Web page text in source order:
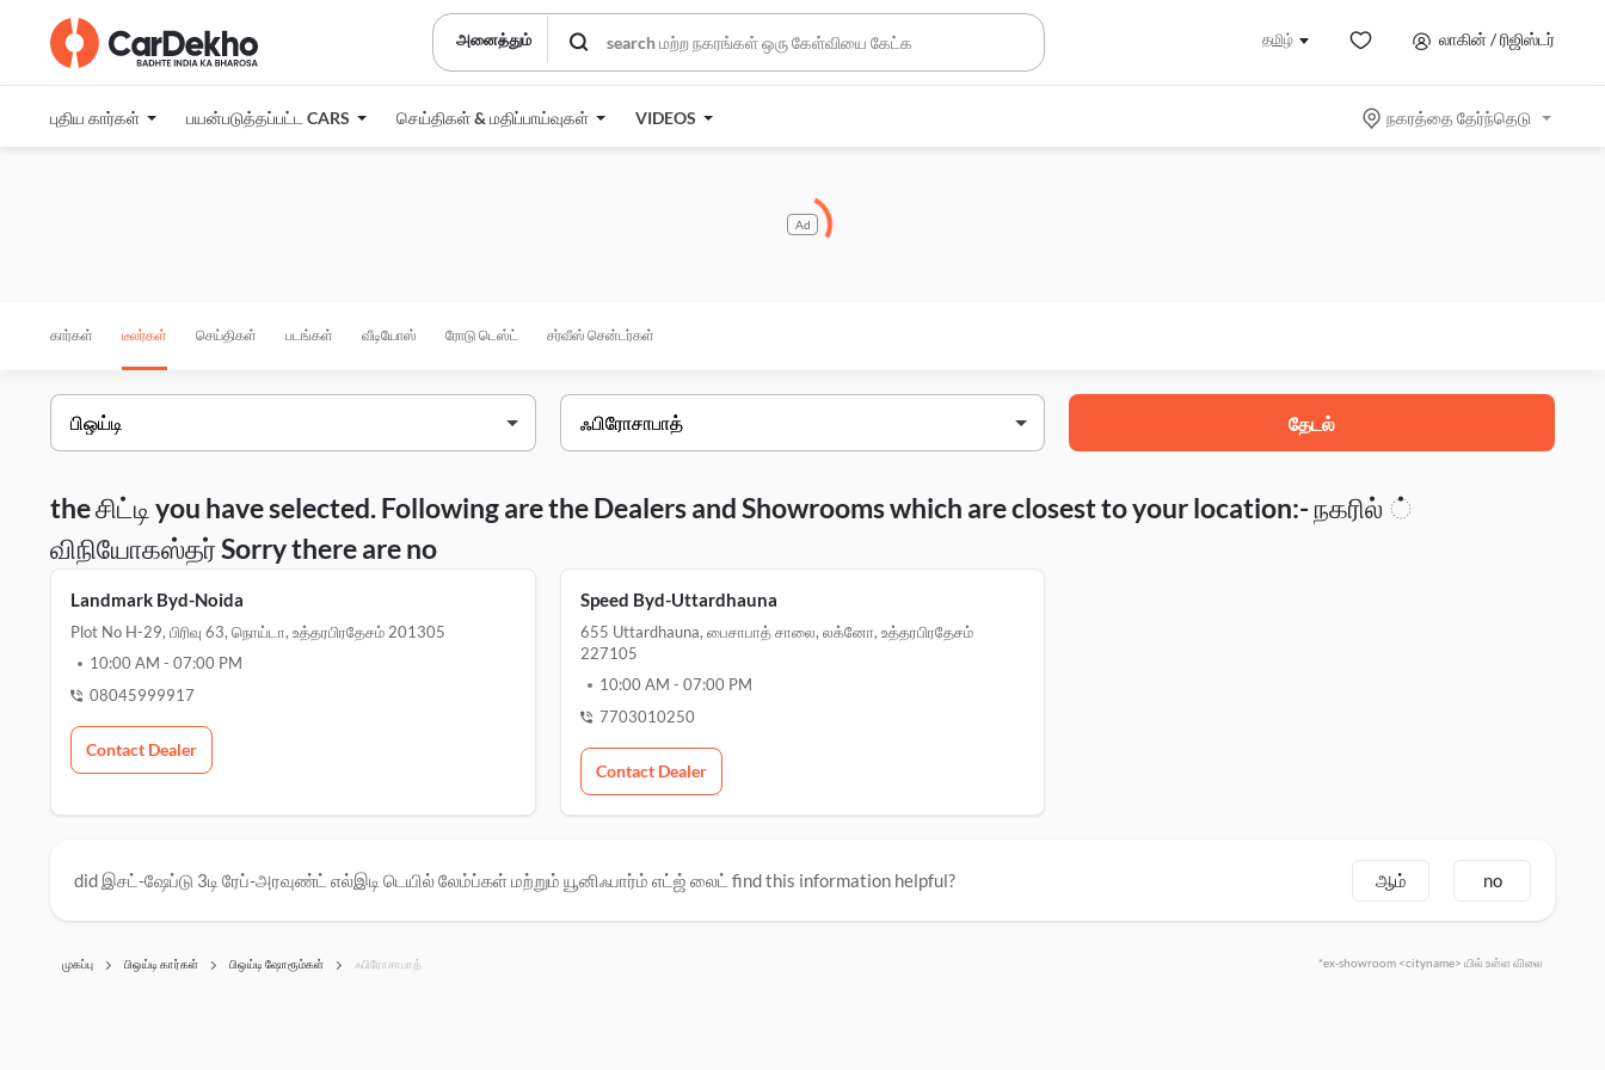
அனைத்தும் தமிழ் லாகின் / ரிஜிஸ்டர்
புதிய கார்கள் பயன்படுத்தப்பட்ட CARS செய்திகள் & மதிப்பாய்வுகள் VIDEOS நகரத்தை தேர்ந்தெடு
Ad
கார்கள் டீலர்கள் செய்திகள் படங்கள் வீடியோஸ் ரோடு டெஸ்ட் சர்வீஸ் சென்டர்கள்
தேடல்
the சிட்டி you have selected. Following are the Dealers and Showrooms which are closest to your location:- நகரில் ்
விநியோகஸ்தர் Sorry there are no
Landmark Byd-Noida
Plot No H-29, பிரிவு 63, நொய்டா, உத்தரபிரதேசம் 201305
10:00 AM - 07:00 PM
08045999917
Contact Dealer
Speed Byd-Uttardhauna
655 Uttardhauna, பைசாபாத் சாலை, லக்னோ, உத்தரபிரதேசம்
227105
10:00 AM - 07:00 PM
7703010250
Contact Dealer
did இசட்-ஷேப்டு 3டி ரேப்-அரவுண்ட் எல்இடி டெயில் லேம்ப்கள் மற்றும் யூனிஃபார்ம் எட்ஜ் லைட் find this information helpful? ஆம் no
முகப்பு பிஒய்டி கார்கள் பிஒய்டி ஷோரூம்கள் ஃபிரோசாபாத் *ex-showroom <cityname> யில் உள்ள விலை